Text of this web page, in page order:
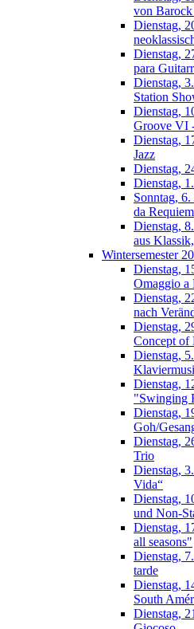
von
Dienstag,
Dienstag,
para
Dienstag,
Station
Dienstag,
Groove VI
Dienstag,
Jazz
Dienstag,
Dienstag,
Sonntag,
da Requiem
Dienstag,
aus
Wintersemester
Dienstag,
Omaggio a
Dienstag,
nach
Dienstag,
Concept of
Dienstag,
Dienstag,
"Swinging
Dienstag,
Goh/
Dienstag,
Trio
Dienstag,
Vida“
Dienstag,
und Non-
Dienstag,
all seasons"
Dienstag,
tarde
Dienstag,
South
Dienstag,